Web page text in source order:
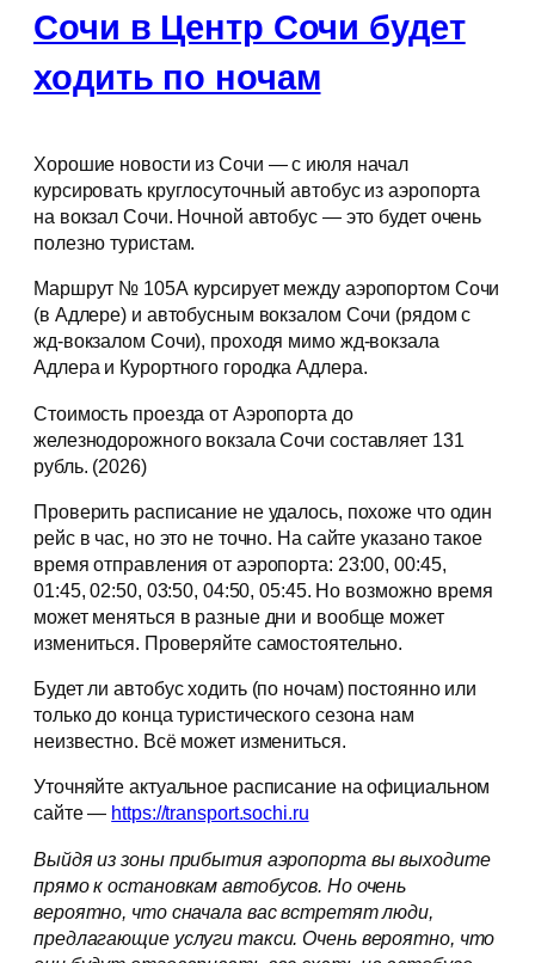
Сочи в Центр Сочи будет
ходить по ночам
Хорошие новости из Сочи — с июля начал
курсировать круглосуточный автобус из аэропорта
на вокзал Сочи. Ночной автобус — это будет очень
полезно туристам.
Маршрут № 105А курсирует между аэропортом Сочи
(в Адлере) и автобусным вокзалом Сочи (рядом с
жд-вокзалом Сочи), проходя мимо жд-вокзала
Адлера и Курортного городка Адлера.
Стоимость проезда от Аэропорта до
железнодорожного вокзала Сочи составляет 131
рубль. (2026)
Проверить расписание не удалось, похоже что один
рейс в час, но это не точно. На сайте указано такое
время отправления от аэропорта: 23:00, 00:45,
01:45, 02:50, 03:50, 04:50, 05:45. Но возможно время
может меняться в разные дни и вообще может
измениться. Проверяйте самостоятельно.
Будет ли автобус ходить (по ночам) постоянно или
только до конца туристического сезона нам
неизвестно. Всё может измениться.
Уточняйте актуальное расписание на официальном
сайте — https://transport.sochi.ru
Выйдя из зоны прибытия аэропорта вы выходите
прямо к остановкам автобусов. Но очень
вероятно, что сначала вас встретят люди,
предлагающие услуги такси. Очень вероятно, что